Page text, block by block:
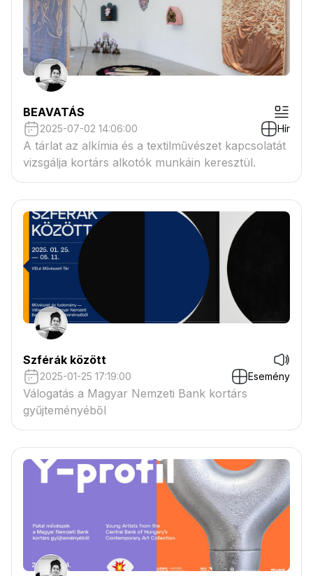
BEAVATÁS
2025-07-02 14:06:00 Hír
A tárlat az alkímia és a textilművészet kapcsolatát
vizsgálja kortárs alkotók munkáin keresztül.
Szférák között
2025-01-25 17:19:00 Esemény
Válogatás a Magyar Nemzeti Bank kortárs
gyűjteményéből